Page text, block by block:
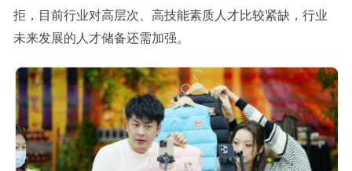
拒，目前行业对高层次、高技能素质人才比较紧缺，行业
未来发展的人才储备还需加强。